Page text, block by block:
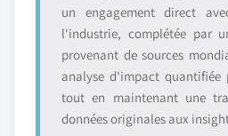
un engagement direct
l'industrie, complétée par
provenant de sources
analyse d'impact quantifiée
tout en maintenant une
données originales aux